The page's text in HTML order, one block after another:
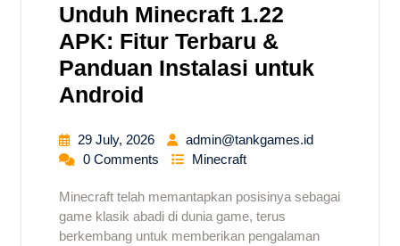
Unduh Minecraft 1.22
APK: Fitur Terbaru &
Panduan Instalasi untuk
Android
29 July, 2026
admin@tankgames.id
0 Comments
Minecraft
Minecraft telah memantapkan posisinya sebagai
game klasik abadi di dunia game, terus
berkembang untuk memberikan pengalaman